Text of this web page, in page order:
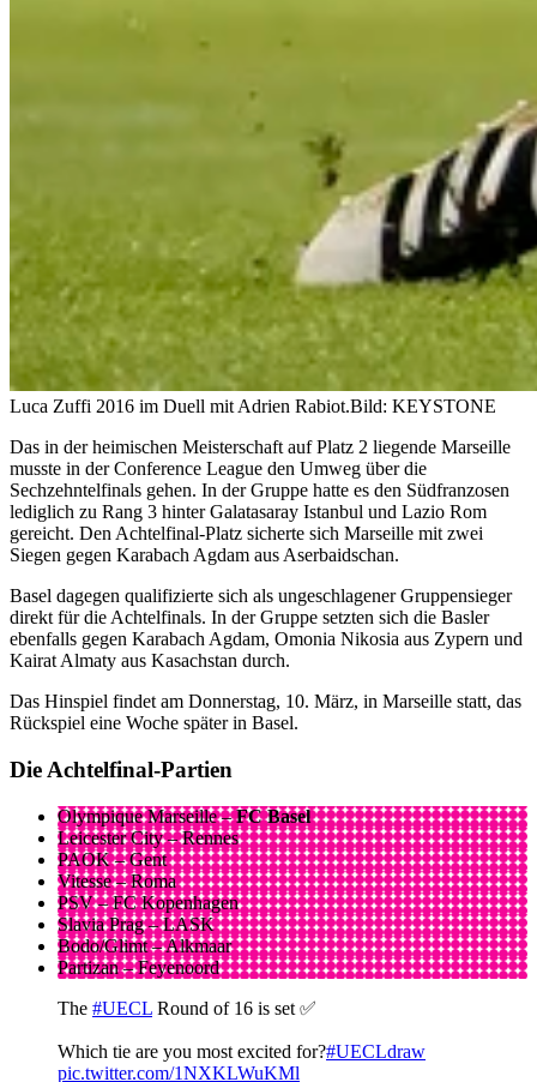
Luca Zuffi 2016 im Duell mit Adrien Rabiot.Bild: KEYSTONE
Das in der heimischen Meisterschaft auf Platz 2 liegende Marseille
musste in der Conference League den Umweg über die
Sechzehntelfinals gehen. In der Gruppe hatte es den Südfranzosen
lediglich zu Rang 3 hinter Galatasaray Istanbul und Lazio Rom
gereicht. Den Achtelfinal-Platz sicherte sich Marseille mit zwei
Siegen gegen Karabach Agdam aus Aserbaidschan.
Basel dagegen qualifizierte sich als ungeschlagener Gruppensieger
direkt für die Achtelfinals. In der Gruppe setzten sich die Basler
ebenfalls gegen Karabach Agdam, Omonia Nikosia aus Zypern und
Kairat Almaty aus Kasachstan durch.
Das Hinspiel findet am Donnerstag, 10. März, in Marseille statt, das
Rückspiel eine Woche später in Basel.
Die Achtelfinal-Partien
Olympique Marseille –FC Basel
Leicester City – Rennes
PAOK – Gent
Vitesse – Roma
PSV – FC Kopenhagen
Slavia Prag – LASK
Bodo/Glimt – Alkmaar
Partizan – Feyenoord
The #UECL Round of 16 is set ✅
Which tie are you most excited for?#UECLdraw
pic.twitter.com/1NXKLWuKMl